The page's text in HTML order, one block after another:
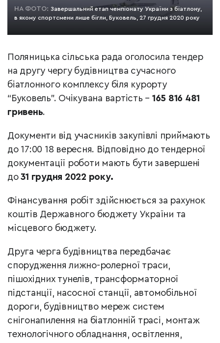
НА ФОТО: Завершальний етап чемпіонату України з біатлону,
в якому спортсмени лише бігли, Буковель, 27 грудня 2020 року
Поляницька сільська рада оголосила тендер
на другу чергу будівництва сучасного
біатлонного комплексу біля курорту
“Буковель”. Очікувана вартість – 165 816 481
гривень.
Документи від учасників закупівлі приймають
до 17:00 18 вересня. Відповідно до тендерної
документації роботи мають бути завершені
до31 грудня 2022 року.
Фінансування робіт здійснюється за рахунок
коштів Державного бюджету України та
місцевого бюджету.
Друга черга будівництва передбачає
спорудження лижно-ролерної траси,
пішохідних тунелів, трансформаторної
підстанції, насосної станції, автомобільної
дороги, будівництво мереж систем
снігонапилення на біатлонній трасі, монтаж
технологічного обладнання, освітлення,